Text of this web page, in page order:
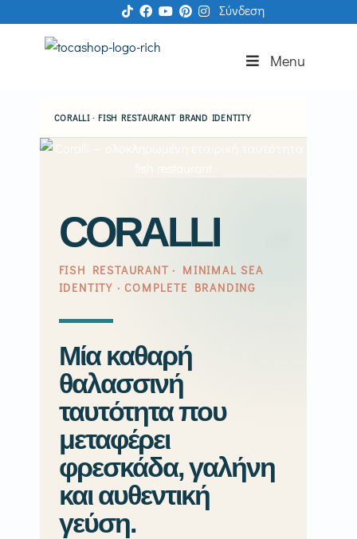
μετάβαση
σε
περιεχόμενο
Σύνδεση
k
Menu
CORALLI · FISH RESTAURANT BRAND IDENTITY
CORALLI
FISH RESTAURANT · MINIMAL SEA
IDENTITY · COMPLETE BRANDING
Μία καθαρή
θαλασσινή
ταυτότητα που
μεταφέρει
φρεσκάδα, γαλήνη
και αυθεντική
γεύση.